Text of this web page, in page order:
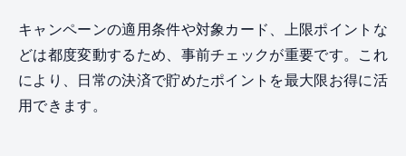
キャンペーンの適用条件や対象カード、上限ポイントな
どは都度変動するため、事前チェックが重要です。これ
により、日常の決済で貯めたポイントを最大限お得に活
用できます。